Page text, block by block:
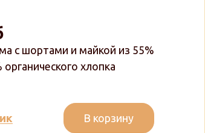
с шортами и майкой из 55%
хлопка
В корзину